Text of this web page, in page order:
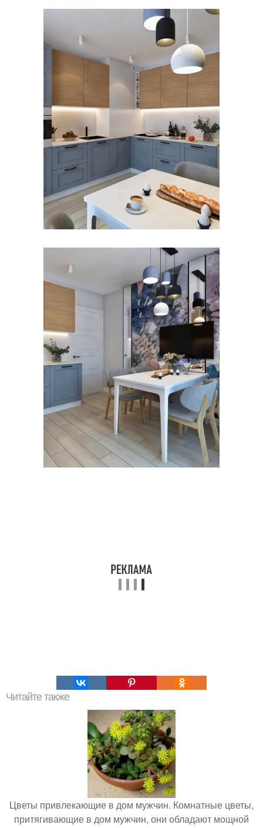
Читайте также
Цветы привлекающие в дом мужчин. Комнатные цветы,
притягивающие в дом мужчин, они обладают мощной